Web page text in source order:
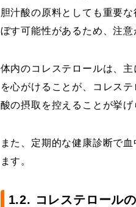
胆汁酸の原料としても重要
ぼす可能性があるため、注意
体内のコレステロールは、
を心がけることが、コレス
酸の摂取を控えることが挙げ
また、定期的な健康診断で
ます。
1.2. コレステロール